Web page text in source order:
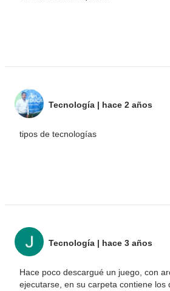
Tecnología | hace 2 años
tipos de tecnologías
Tecnología | hace 3 años
Hace poco descargué un juego, con
ejecutarse, en su carpeta contiene los